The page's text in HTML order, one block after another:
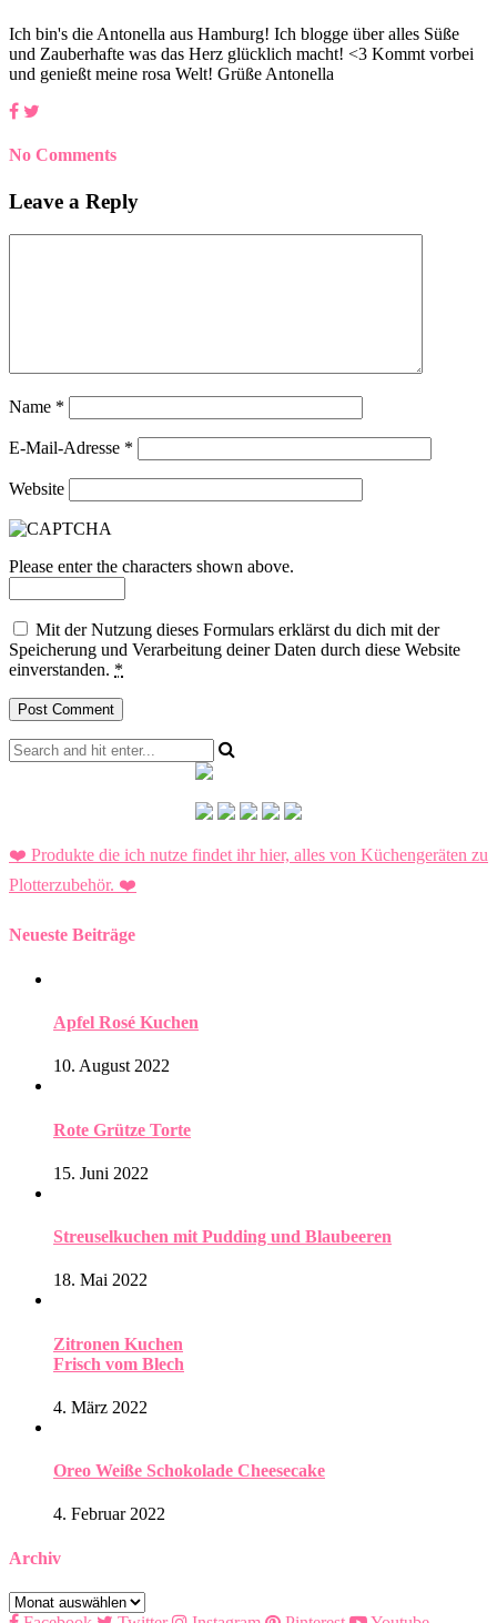
Ich bin's die Antonella aus Hamburg! Ich blogge über alles Süße
und Zauberhafte was das Herz glücklich macht! <3 Kommt vorbei
und genießt meine rosa Welt! Grüße Antonella
No Comments
Leave a Reply
Name *
E-Mail-Adresse *
Website
Please enter the characters shown above.
Mit der Nutzung dieses Formulars erklärst du dich mit der
Speicherung und Verarbeitung deiner Daten durch diese Website
einverstanden. *
❤️ Produkte die ich nutze findet ihr hier, alles von Küchengeräten zu
Plotterzubehör. ❤️
Neueste Beiträge
Apfel Rosé Kuchen
10. August 2022
Rote Grütze Torte
15. Juni 2022
Streuselkuchen mit Pudding und Blaubeeren
18. Mai 2022
Zitronen Kuchen
Frisch vom Blech
4. März 2022
Oreo Weiße Schokolade Cheesecake
4. Februar 2022
Archiv
Archiv